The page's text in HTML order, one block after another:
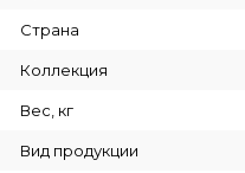
Страна
Коллекция
Вес, кг
Вид продукции